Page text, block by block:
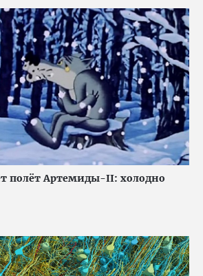
полёт Артемиды-II: холодно